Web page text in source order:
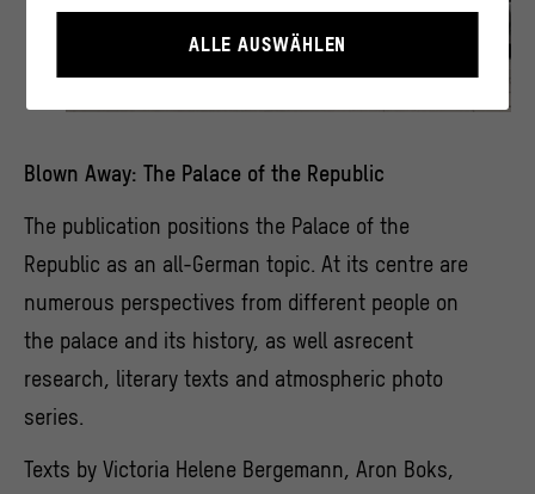
Blown Away: The Palace of the Republic
The publication positions the Palace of the
Republic as an all-German topic. At its centre are
numerous perspectives from different people on
the palace and its history, as well asrecent
research, literary texts and atmospheric photo
series.
Texts by Victoria Helene Bergemann, Aron Boks,
Funktionen wie die Navigation und sicherheitsrelevante
Funktionalitäten ermöglichen.
Statistik
Diese Cookies helfen uns zu verstehen, wie User mit
ausgewertet werden.
ALLE AUSWÄHLEN